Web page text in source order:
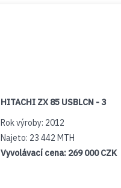
HITACHI ZX 85 USBLCN - 3
Rok výroby: 2012
Najeto: 23 442 MTH
Vyvolávací cena: 269 000 CZK